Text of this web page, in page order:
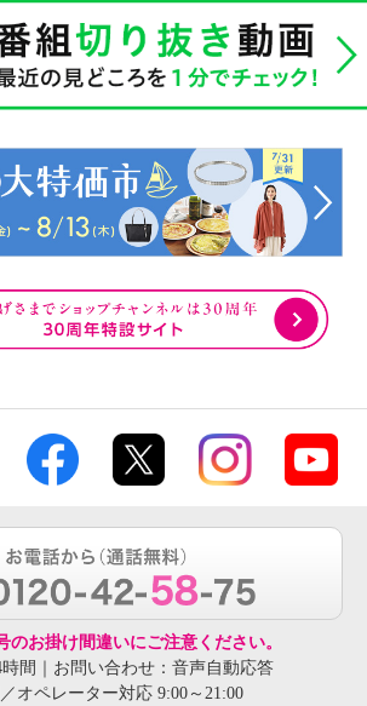
のお掛け間違いにご注意ください。
時間｜お問い合わせ：音声自動応答
オペレーター対応 9:00～21:00